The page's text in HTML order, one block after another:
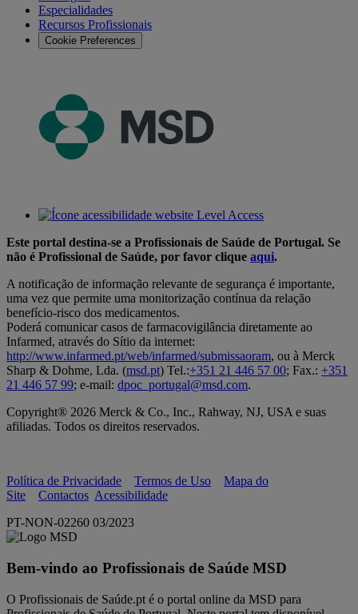
Especialidades
Recursos Profissionais
Cookie Preferences
Este portal destina-se a Profissionais de Saúde de Portugal. Se
não é Profissional de Saúde, por favor clique aqui.
A notificação de informação relevante de segurança é importante,
uma vez que permite uma monitorização contínua da relação
benefício-risco dos medicamentos.
Poderá comunicar casos de farmacovigilância diretamente ao
Infarmed, através do Sítio da internet:
http://www.infarmed.pt/web/infarmed/submissaoram, ou à Merck
Sharp & Dohme, Lda. (msd.pt) Tel.:+351 21 446 57 00; Fax.: +351
21 446 57 99; e-mail: dpoc_portugal@msd.com.
Copyright® 2026 Merck & Co., Inc., Rahway, NJ, USA e suas
afiliadas. Todos os direitos reservados.
Política de Privacidade Termos de Uso
Mapa do
Site
Contactos Acessibilidade
PT-NON-02260 03/2023
Bem-vindo ao Profissionais de Saúde MSD
O Profissionais de Saúde.pt é o portal online da MSD para